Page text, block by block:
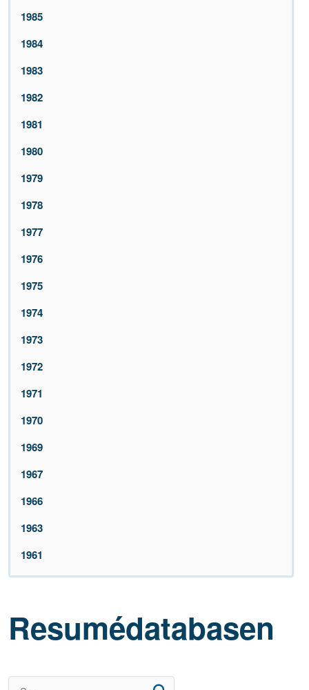
1985
1984
1983
1982
1981
1980
1979
1978
1977
1976
1975
1974
1973
1972
1971
1970
1969
1967
1966
1963
1961
Resumédatabasen